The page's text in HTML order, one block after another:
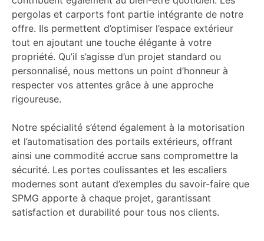
pergolas et carports font partie intégrante de notre
offre. Ils permettent d’optimiser l’espace extérieur
tout en ajoutant une touche élégante à votre
propriété. Qu’il s’agisse d’un projet standard ou
personnalisé, nous mettons un point d’honneur à
respecter vos attentes grâce à une approche
rigoureuse.
Notre spécialité s’étend également à la motorisation
et l’automatisation des portails extérieurs, offrant
ainsi une commodité accrue sans compromettre la
sécurité. Les portes coulissantes et les escaliers
modernes sont autant d’exemples du savoir-faire que
SPMG apporte à chaque projet, garantissant
satisfaction et durabilité pour tous nos clients.